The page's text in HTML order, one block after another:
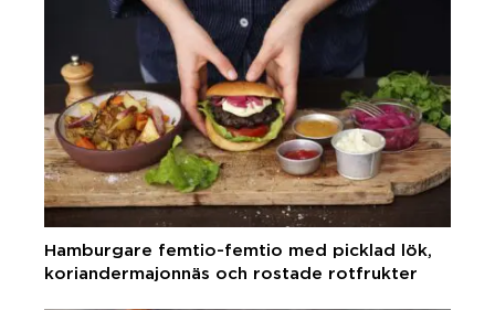
Hamburgare femtio-femtio med picklad lök,
koriandermajonnäs och rostade rotfrukter